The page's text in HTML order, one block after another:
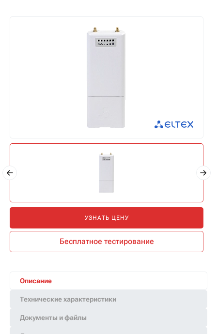
УЗНАТЬ ЦЕНУ
Бесплатное тестирование
Описание
Технические характеристики
Документы и файлы